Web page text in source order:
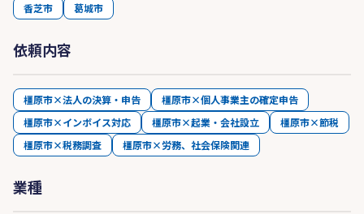
香芝市
葛城市
依頼内容
橿原市×法人の決算・申告
橿原市×個人事業主の確定申告
橿原市×インボイス対応
橿原市×起業・会社設立
橿原市×節税
橿原市×税務調査
橿原市×労務、社会保険関連
業種